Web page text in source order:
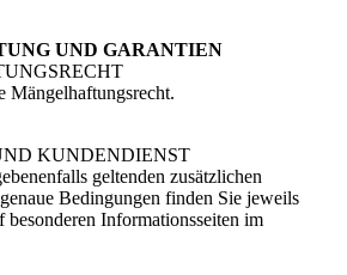
UND GARANTIEN
Mängelhaftungsrecht.
KUNDENDIENST
geltenden zusätzlichen
Bedingungen finden Sie jeweils
besonderen Informationsseiten im